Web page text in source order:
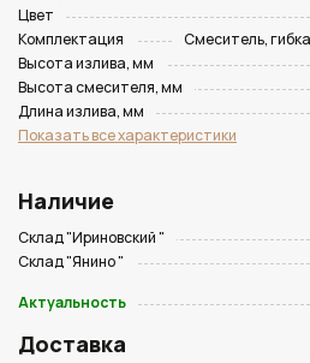
Цвет
Комплектация
Смеситель,
Высота излива, мм
Высота смесителя, мм
Длина излива, мм
Показать все характеристики
Наличие
Склад "Ириновский "
Склад "Янино "
Актуальность
Доставка